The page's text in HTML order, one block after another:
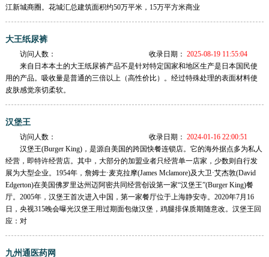
江新城商圈。花城汇总建筑面积约50万平米，15万平方米商业
大王纸尿裤
访问人数： 收录日期： 2025-08-19 11:55:04
来自日本本土的大王纸尿裤产品不是针对特定国家和地区生产是日本国民使
用的产品。吸收量是普通的三倍以上（高性价比）。经过特殊处理的表面材料使
皮肤感觉亲切柔软。
汉堡王
访问人数： 收录日期： 2024-01-16 22:00:51
汉堡王(Burger King)，是源自美国的跨国快餐连锁店。它的海外据点多为私人
经营，即特许经营店。其中，大部分的加盟业者只经营单一店家，少数则自行发
展为大型企业。1954年，詹姆士·麦克拉摩(James Mclamore)及大卫·艾杰敦(David
Edgerton)在美国佛罗里达州迈阿密共同经营创设第一家“汉堡王”(Burger King)餐
厅。2005年，汉堡王首次进入中国，第一家餐厅位于上海静安寺。2020年7月16
日，央视315晚会曝光汉堡王用过期面包做汉堡，鸡腿排保质期随意改。汉堡王回
应：对
九州通医药网